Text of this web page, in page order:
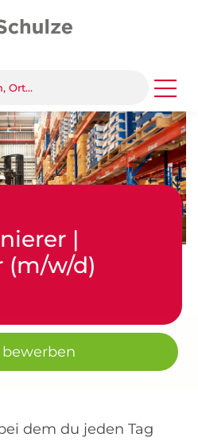
|
(m/w/d)
dem du jeden Tag